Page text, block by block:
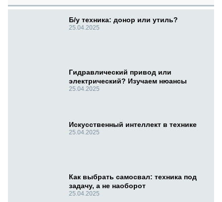
Б/у техника: донор или утиль?
25.04.2025
Гидравлический привод или
электрический? Изучаем нюансы
25.04.2025
Искусственный интеллект в технике
25.04.2025
Как выбрать самосвал: техника под
задачу, а не наоборот
25.04.2025